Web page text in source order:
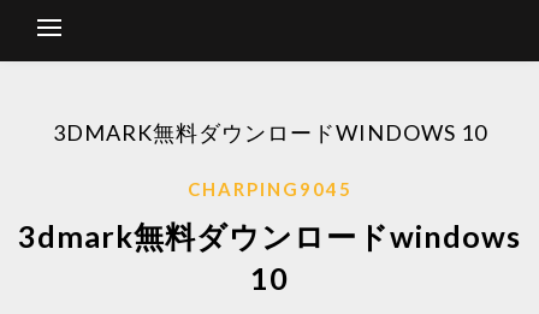
3DMARK無料ダウンロードWINDOWS 10
CHARPING9045
3dmark無料ダウンロードwindows
10